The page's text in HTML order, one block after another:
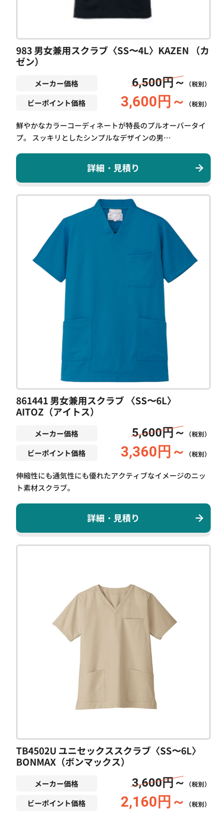
983 男女兼用スクラブ〈SS〜4L〉KAZEN （カ
ゼン）
メーカー価格 6,500円～ （税別）
ビーポイント価格 3,600円～ （税別）
鮮やかなカラーコーディネートが特長のプルオーバータイ
プ。 スッキリとしたシンプルなデザインの男…
詳細・見積り
861441 男女兼用スクラブ 〈SS〜6L〉
AITOZ（アイトス）
メーカー価格 5,600円～ （税別）
ビーポイント価格 3,360円～ （税別）
伸縮性にも通気性にも優れたアクティブなイメージのニッ
ト素材スクラブ。
詳細・見積り
TB4502U ユニセックススクラブ〈SS〜6L〉
BONMAX（ボンマックス）
メーカー価格 3,600円～ （税別）
ビーポイント価格 2,160円～ （税別）